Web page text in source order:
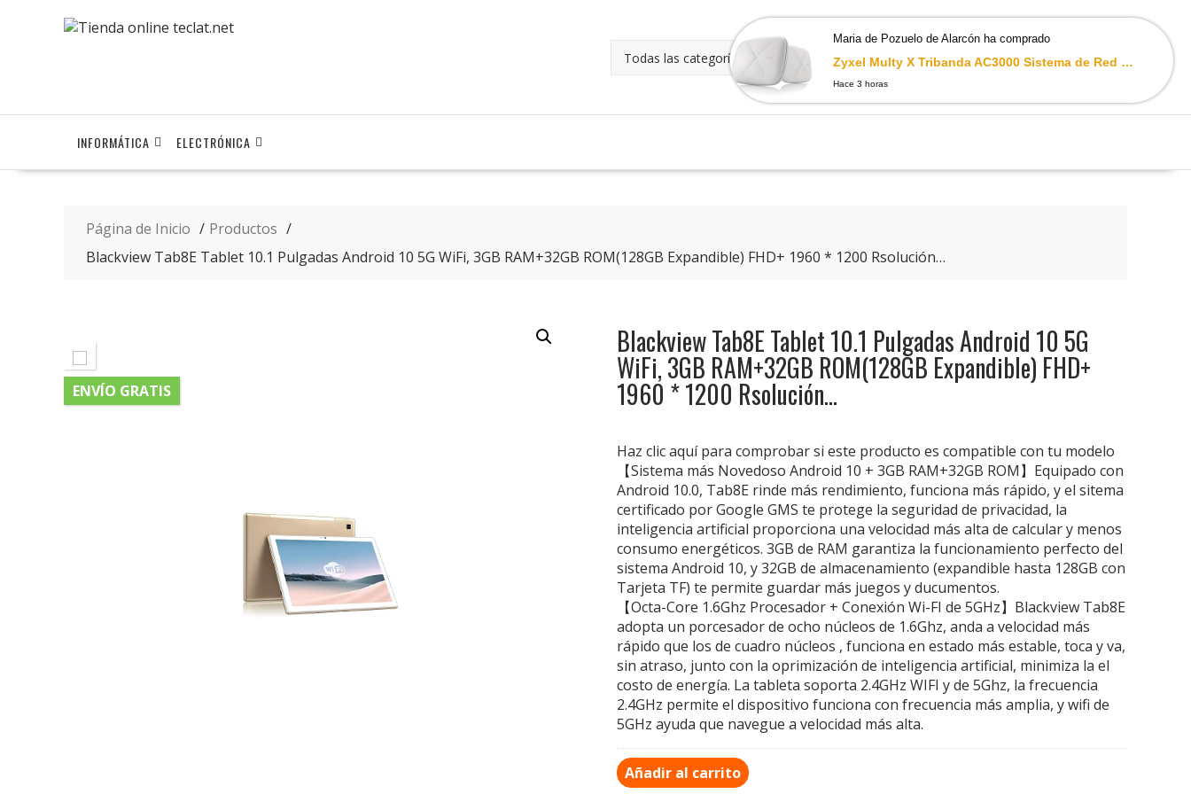
contenido
0
INFORMÁTICA ELECTRÓNICA
Página de Inicio
Productos
Blackview Tab8E Tablet 10.1 Pulgadas Android 10 5G WiFi, 3GB RAM+32GB ROM(128GB Expandible) FHD+ 1960 * 1200 Rsolución…
ENVÍO GRATIS
Blackview Tab8E Tablet 10.1 Pulgadas Android 10 5G
WiFi, 3GB RAM+32GB ROM(128GB Expandible) FHD+
1960 * 1200 Rsolución…
Haz clic aquí para comprobar si este producto es compatible con tu modelo
【Sistema más Novedoso Android 10 + 3GB RAM+32GB ROM】Equipado con
Android 10.0, Tab8E rinde más rendimiento, funciona más rápido, y el sitema
certificado por Google GMS te protege la seguridad de privacidad, la
inteligencia artificial proporciona una velocidad más alta de calcular y menos
consumo energéticos. 3GB de RAM garantiza la funcionamiento perfecto del
sistema Android 10, y 32GB de almacenamiento (expandible hasta 128GB con
Tarjeta TF) te permite guardar más juegos y ducumentos.
【Octa-Core 1.6Ghz Procesador + Conexión Wi-FI de 5GHz】Blackview Tab8E
adopta un porcesador de ocho núcleos de 1.6Ghz, anda a velocidad más
rápido que los de cuadro núcleos , funciona en estado más estable, toca y va,
sin atraso, junto con la oprimización de inteligencia artificial, minimiza la el
costo de energía. La tableta soporta 2.4GHz WIFI y de 5Ghz, la frecuencia
2.4GHz permite el dispositivo funciona con frecuencia más amplia, y wifi de
5GHz ayuda que navegue a velocidad más alta.
Añadir al carrito
Maria de Pozuelo de Alarcón ha comprado
Zyxel Multy X Tribanda AC3000 Sistema de Red Wi-Fi para Todo el hogar. Compatible con Amazon Alexa. Router y satélite…
Hace 3 horas